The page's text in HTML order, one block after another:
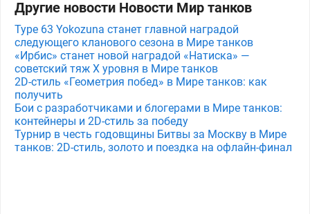
Другие новости Новости Мир танков
Type 63 Yokozuna станет главной наградой
следующего кланового сезона в Мире танков
«Ирбис» станет новой наградой «Натиска» —
советский тяж X уровня в Мире танков
2D-стиль «Геометрия побед» в Мире танков: как
получить
Бои с разработчиками и блогерами в Мире танков:
контейнеры и 2D-стиль за победу
Турнир в честь годовщины Битвы за Москву в Мире
танков: 2D-стиль, золото и поездка на офлайн-финал